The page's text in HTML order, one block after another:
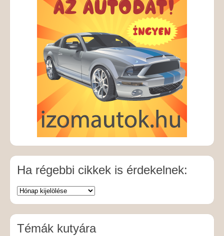
Ha régebbi cikkek is érdekelnek:
Témák kutyára